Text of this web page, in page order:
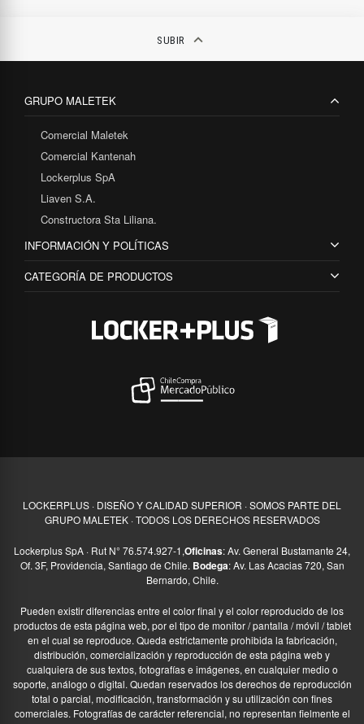
SUBIR keyboard_arrow_up
GRUPO MALETEK
Comercial Maletek
Comercial Kantenah
Lockerplus SpA
Liaven S.A.
Constructora Sta Liliana.
INFORMACIÓN Y POLÍTICAS
CATEGORÍA DE PRODUCTOS
LOCKERPLUS · DISEÑO Y CALIDAD SUPERIOR · SOMOS PARTE DEL
GRUPO MALETEK · TODOS LOS DERECHOS RESERVADOS
Lockerplus SpA · Rut N° 76.574.927-1,Oficinas: Av. General Bustamante 24,
Of. 3F, Providencia, Santiago de Chile. Bodega: Av. Las Acacias 720, San
Bernardo, Chile.
Pueden existir diferencias entre el color final y el color reproducido de los
productos de esta página web, por el tipo de monitor / pantalla / móvil / tablet
en el cual se reproduce. Queda estrictamente prohibida la fabricación,
distribución, comercialización y reproducción de esta página web y
cualquiera de sus textos, fotografías e imágenes, en cualquier medio o
soporte, análogo o digital. Quedan reservados los derechos de reproducción
total o parcial, modificación, transformación y su utilización con fines
comerciales. Fotografías de carácter referencial, no representan fielmente el